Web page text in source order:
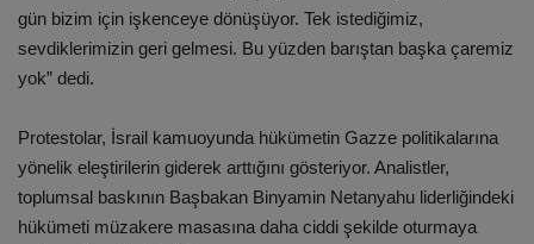
gün bizim için işkenceye dönüşüyor. Tek istediğimiz,
sevdiklerimizin geri gelmesi. Bu yüzden barıştan başka çaremiz
yok” dedi.
Protestolar, İsrail kamuoyunda hükümetin Gazze politikalarına
yönelik eleştirilerin giderek arttığını gösteriyor. Analistler,
toplumsal baskının Başbakan Binyamin Netanyahu liderliğindeki
hükümeti müzakere masasına daha ciddi şekilde oturmaya